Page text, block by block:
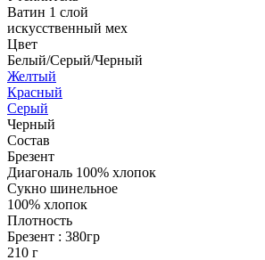
Ватин 1 слой
искусственный мех
Цвет
Белый/Серый/Черный
Желтый
Красный
Серый
Черный
Состав
Брезент
Диагональ 100% хлопок
Сукно шинельное
100% хлопок
Плотность
Брезент : 380гр
210 г